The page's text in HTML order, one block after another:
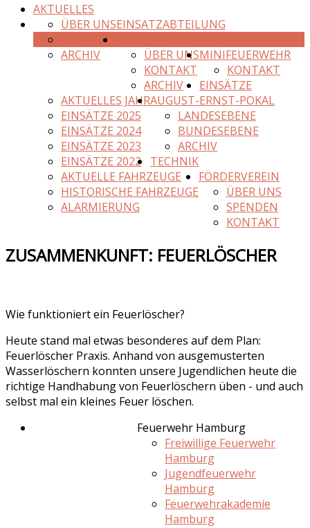
AKTUELLES
EINSATZABTEILUNG
ÜBER UNS
KONTAKT
ARCHIV
ÜBER UNS
KONTAKT
ARCHIV
MINIFEUERWEHR
KONTAKT
EINSÄTZE
AKTUELLES JAHR
EINSÄTZE 2025
EINSÄTZE 2024
EINSÄTZE 2023
EINSÄTZE 2022
AUGUST-ERNST-POKAL
LANDESEBENE
BUNDESEBENE
ARCHIV
TECHNIK
AKTUELLE FAHRZEUGE
HISTORISCHE FAHRZEUGE
ALARMIERUNG
FÖRDERVEREIN
ÜBER UNS
SPENDEN
KONTAKT
ZUSAMMENKUNFT: FEUERLÖSCHER
Wie funktioniert ein Feuerlöscher?
Heute stand mal etwas besonderes auf dem Plan:
Feuerlöscher Praxis. Anhand von ausgemusterten
Wasserlöschern konnten unsere Jugendlichen heute die
richtige Handhabung von Feuerlöschern üben - und auch
selbst mal ein kleines Feuer löschen.
Feuerwehr Hamburg
Freiwillige Feuerwehr
Hamburg
Jugendfeuerwehr
Hamburg
Feuerwehrakademie
Hamburg